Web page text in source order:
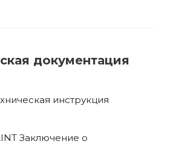
документация
инструкция
Заключение о